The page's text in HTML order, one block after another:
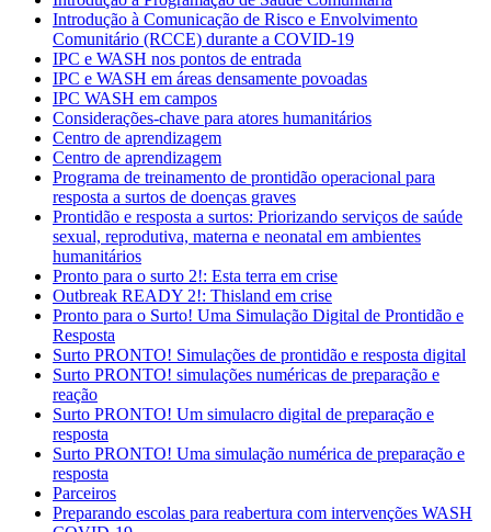
Introdução à Comunicação de Risco e Envolvimento
Comunitário (RCCE) durante a COVID-19
IPC e WASH nos pontos de entrada
IPC e WASH em áreas densamente povoadas
IPC WASH em campos
Considerações-chave para atores humanitários
Centro de aprendizagem
Centro de aprendizagem
Programa de treinamento de prontidão operacional para
resposta a surtos de doenças graves
Prontidão e resposta a surtos: Priorizando serviços de saúde
sexual, reprodutiva, materna e neonatal em ambientes
humanitários
Pronto para o surto 2!: Esta terra em crise
Outbreak READY 2!: Thisland em crise
Pronto para o Surto! Uma Simulação Digital de Prontidão e
Resposta
Surto PRONTO! Simulações de prontidão e resposta digital
Surto PRONTO! simulações numéricas de preparação e
reação
Surto PRONTO! Um simulacro digital de preparação e
resposta
Surto PRONTO! Uma simulação numérica de preparação e
resposta
Parceiros
Preparando escolas para reabertura com intervenções WASH